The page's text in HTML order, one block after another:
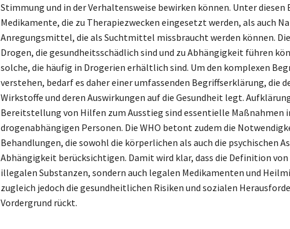
Stimmung und in der Verhaltensweise bewirken können. Unter
Medikamente, die zu Therapiezwecken eingesetzt werden, als auch
Anregungsmittel, die als Suchtmittel missbraucht werden können.
Drogen, die gesundheitsschädlich sind und zu Abhängigkeit führen
solche, die häufig in Drogerien erhältlich sind. Um den komplexen
verstehen, bedarf es daher einer umfassenden Begriffserklärung, die
Wirkstoffe und deren Auswirkungen auf die Gesundheit legt.
Bereitstellung von Hilfen zum Ausstieg sind essentielle Maßnahmen
drogenabhängigen Personen. Die WHO betont zudem die
Behandlungen, die sowohl die körperlichen als auch die psychischen
Abhängigkeit berücksichtigen. Damit wird klar, dass die Definition
illegalen Substanzen, sondern auch legalen Medikamenten und
zugleich jedoch die gesundheitlichen Risiken und sozialen
Vordergrund rückt.